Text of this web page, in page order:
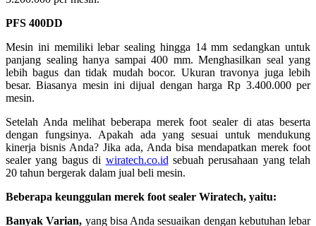
PFS 400DD
Mesin ini memiliki lebar sealing hingga 14 mm sedangkan untuk
panjang sealing hanya sampai 400 mm. Menghasilkan seal yang
lebih bagus dan tidak mudah bocor. Ukuran travonya juga lebih
besar. Biasanya mesin ini dijual dengan harga Rp 3.400.000 per
mesin.
Setelah Anda melihat beberapa merek foot sealer di atas beserta
dengan fungsinya. Apakah ada yang sesuai untuk mendukung
kinerja bisnis Anda? Jika ada, Anda bisa mendapatkan merek foot
sealer yang bagus di wiratech.co.id sebuah perusahaan yang telah
20 tahun bergerak dalam jual beli mesin.
Beberapa keunggulan merek foot sealer Wiratech, yaitu:
Banyak Varian, yang bisa Anda sesuaikan dengan kebutuhan lebar